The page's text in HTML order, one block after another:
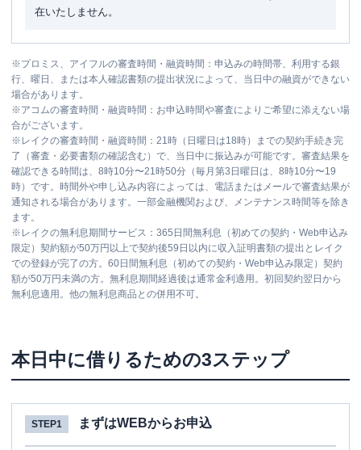
在いたしません。
※プロミス、アイフルの審査時間・融資時間：申込みの時間帯、利用する銀
行、曜日、または本人確認書類の提出状況によって、当日中の融資ができない
場合があります。
※アコムの審査時間・融資時間：お申込時間や審査によりご希望に添えない場
合がございます。
※ レイクの審査時間・融資時間：21時（日曜日は18時）までの契約手続き完
了（審査・必要書類の確認含む）で、当日中に振込みが可能です。審査結果を
確認できる時間は、8時10分〜21時50分（毎月第3日曜日は、8時10分〜19
時）です。時間外や申し込み内容によっては、電話またはメールで審査結果が
通知される場合があります。一部金融機関および、メンテナンス時間等を除き
ます。
※ レイクの無利息期間サービス：365日間無利息（初めての契約・Web申込み
限定）契約額が50万円以上で契約後59日以内に収入証明書類の提出とレイク
での登録が完了の方。60日間無利息（初めての契約・Web申込み限定）契約
額が50万円未満の方。無利息期間経過後は通常金利適用。初回契約翌日から
無利息適用。他の無利息商品との併用不可。
本日中に借りるための3ステップ
STEP1 まずはWEBからお申込